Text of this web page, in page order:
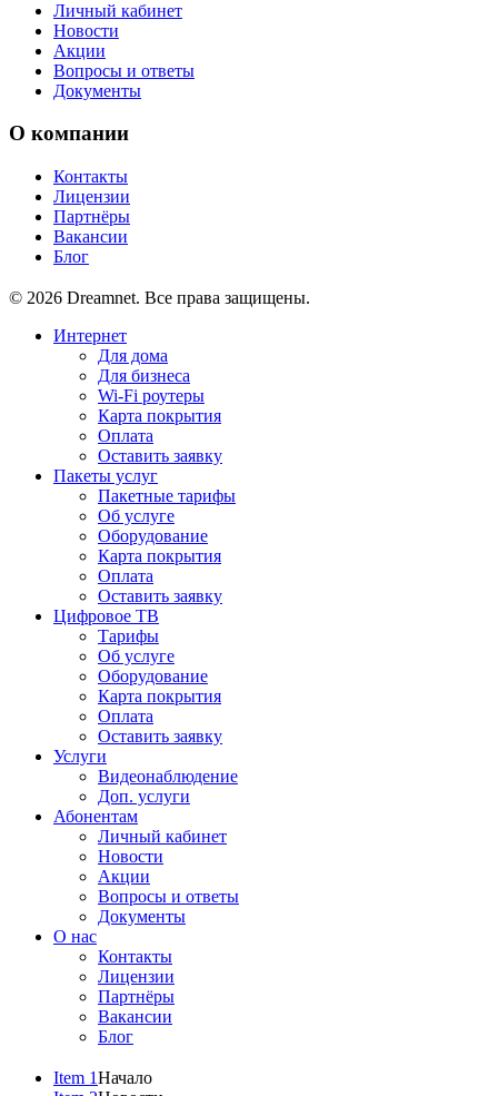
Личный кабинет
Новости
Акции
Вопросы и ответы
Документы
О компании
Контакты
Лицензии
Партнёры
Вакансии
Блог
© 2026 Dreamnet. Все права защищены.
Интернет
Для дома
Для бизнеса
Wi-Fi роутеры
Карта покрытия
Оплата
Оставить заявку
Пакеты услуг
Пакетные тарифы
Об услуге
Оборудование
Карта покрытия
Оплата
Оставить заявку
Цифровое ТВ
Тарифы
Об услуге
Оборудование
Карта покрытия
Оплата
Оставить заявку
Услуги
Видеонаблюдение
Доп. услуги
Абонентам
Личный кабинет
Новости
Акции
Вопросы и ответы
Документы
О нас
Контакты
Лицензии
Партнёры
Вакансии
Блог
Item 1Начало